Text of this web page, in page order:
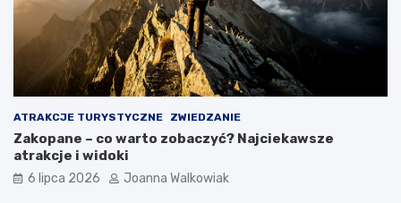
ATRAKCJE TURYSTYCZNE ZWIEDZANIE
Zakopane – co warto zobaczyć? Najciekawsze
atrakcje i widoki
6 lipca 2026 Joanna Walkowiak